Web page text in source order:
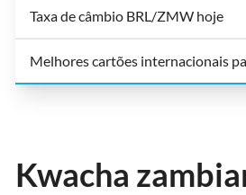
Taxa de câmbio BRL/ZMW hoje
Melhores cartões internacionais
Kwacha